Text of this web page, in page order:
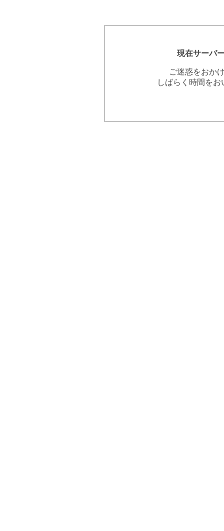
現在サーバ
ご迷惑をおか
しばらく時間を